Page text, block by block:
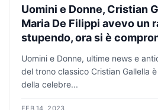
Uomini e Donne, Cristian
Maria De Filippi avevo un
stupendo, ora si è
Uomini e Donne, ultime news e
del trono classico Cristian Gallella
della celebre...